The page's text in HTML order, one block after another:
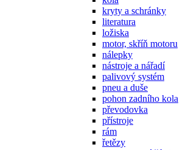
kryty a schránky
literatura
ložiska
motor, skříň motoru
nálepky
nástroje a nářadí
palivový systém
pneu a duše
pohon zadního kola
převodovka
přístroje
rám
řetězy